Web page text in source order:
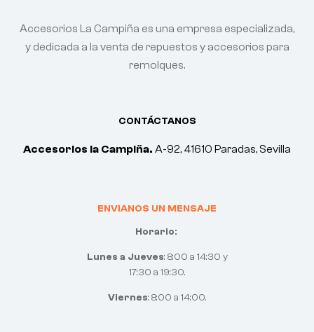
CONTÁCTANOS
Accesorios la Campiña. A-92, 41610 Paradas, Sevilla
ENVIANOS UN MENSAJE
Horario:
Lunes a Jueves: 8:00 a 14:30 y
17:30 a 19:30.
Viernes: 8:00 a 14:00.
Accesorios La Campiña es una empresa especializada,
y dedicada a la venta de repuestos y accesorios para
remolques.